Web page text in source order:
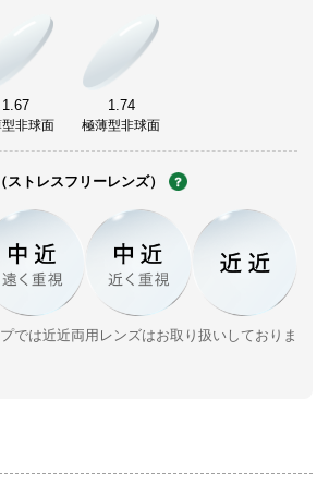
1.67
型非球面
1.74
極薄型非球面
（ストレスフリーレンズ）
では近近両用レンズはお取り扱いしておりま